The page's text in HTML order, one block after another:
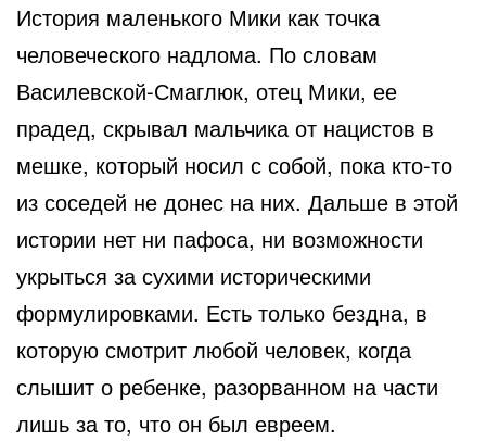
История маленького Мики как точка
человеческого надлома. По словам
Василевской-Смаглюк, отец Мики, ее
прадед, скрывал мальчика от нацистов в
мешке, который носил с собой, пока кто-то
из соседей не донес на них. Дальше в этой
истории нет ни пафоса, ни возможности
укрыться за сухими историческими
формулировками. Есть только бездна, в
которую смотрит любой человек, когда
слышит о ребенке, разорванном на части
лишь за то, что он был евреем.